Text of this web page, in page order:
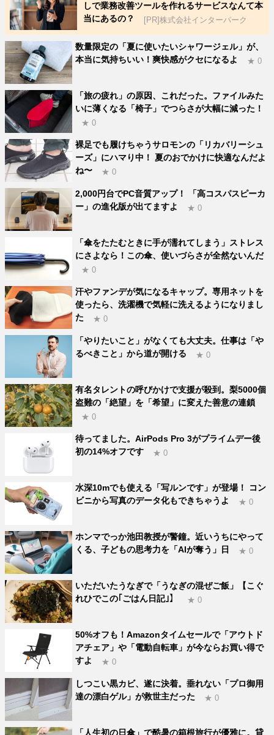
しで業務改善ツールを作れるサービスなんて本
当にあるの？
[PR]株式会社インターパーク
数量限定の「夏に使いたいシャワージェル」が、
本当に気持ちいい！爽快感がクセになるよ
★ 0
「旅の疲れ」の原因、これだった。ファイルみた
いに薄くなる「椅子」でつらさが大幅に減った！
★ 0
裸足でも履けちゃうサロモンの「リカバリーシュ
ーズ」にハマり中！ 夏のおでかけに快適なんだよ
ね〜
★ 0
2,000円台でPC音質アップ！ 「高コスパスピーカ
ー」の進化版が出てますよ
★ 0
「傘をたたむときに手が濡れてしまう」ストレス
にさよなら！この傘、使いづらさが全然ないんだ
★ 0
汗やファンデが気になるキャップ。専用ネットを
使ったら、洗濯機で気軽に洗えるようになりまし
た
★ 0
「やりたいこと」がなくても大丈夫。仕事は「や
るべきこと」から道が開ける
★ 0
有名タレントの呼びかけで支援が殺到。梨5000個
盗難の「絶望」を「希望」に変えた善意の連鎖
★ 0
待ってました。AirPods Pro 3がプライムデー後
初の14%オフです
★ 0
水深10mでも使える「写ルンです」が登場！ コン
ビニから写真のデータ化もできちゃうよ
★ 0
ホンマでっか池田教授が警鐘。近いうちにやって
くる、子どもの思考力を「AIが奪う」日
★ 0
いただいたうなぎで「うなぎの混ぜご飯」【こぐ
れひでこの｢ごはん日記｣】
★ 0
50%オフも！Amazonタイムセールで「アウトド
アチェア」や「電動自転車」が今ならお買い得で
すよ
★ 0
しつこい黒カビ、遂に決着。垂れない「プロ御用
達の漂白ゲル」が救世主だった
★ 0
「人生初の日傘」で酷暑の箱根旅行が優雅に。貸